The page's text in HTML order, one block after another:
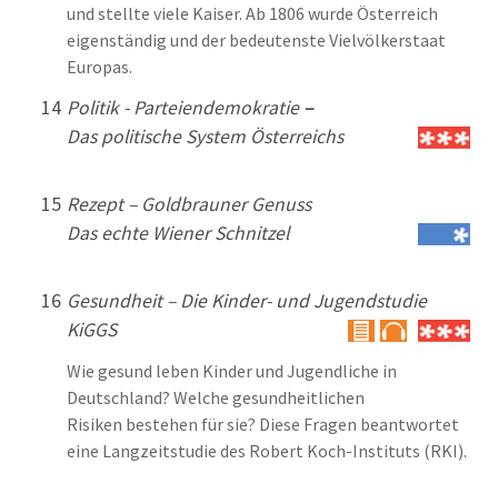
und stellte viele Kaiser. Ab 1806 wurde Österreich
eigenständig und der bedeutenste Vielvölkerstaat
Europas.
14 Politik - Parteiendemokratie–
Das politische System Österreichs
15 Rezept – Goldbrauner Genuss
Das echte Wiener Schnitzel
16 Gesundheit – Die Kinder- und Jugendstudie
KiGGS
Wie gesund leben Kinder und Jugendliche in
Deutschland? Welche gesundheitlichen
Risiken bestehen für sie? Diese Fragen beantwortet
eine Langzeitstudie des Robert Koch-Instituts (RKI).